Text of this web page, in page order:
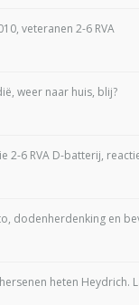
veteranen 2-6 RVA
weer naar huis, blij?
2-6 RVA D-batterij,
dodenherdenking en
heten Heydrich.